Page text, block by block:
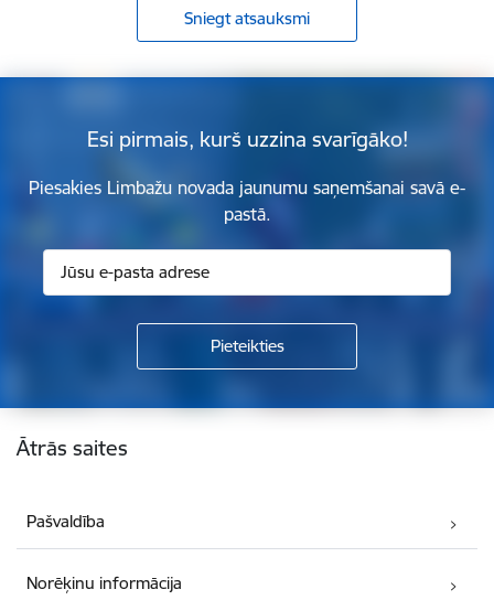
Sniegt atsauksmi
Esi pirmais, kurš uzzina svarīgāko!
Piesakies Limbažu novada jaunumu saņemšanai savā e-
pastā.
Kājene
Ātrās saites
Pašvaldība
Norēķinu informācija